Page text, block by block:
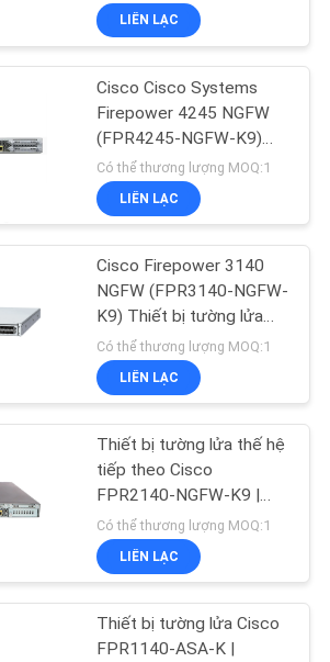
bị chuyển
Huawei
hội nghị
IP của
69
LIÊN LẠC
Cisco Cisco Systems
Firepower 4245 NGFW
(FPR4245-NGFW-K9)
Thiết bị tường lửa thế hệ
tiếp theo hiệu suất cao
cho bảo mật doanh
Có thể thương lượng MOQ:1
LIÊN LẠC
Cisco Firepower 3140
NGFW (FPR3140-NGFW-
K9) Thiết bị tường lửa
thế hệ tiếp theo dành
cho bảo mật mạng doanh
nghiệp
Có thể thương lượng MOQ:1
LIÊN LẠC
Thiết bị tường lửa thế hệ
tiếp theo Cisco
FPR2140-NGFW-K9 |
Bảo mật mạng hiệu suất
cao cho chi nhánh doanh
nghiệp và trung tâm dữ
Có thể thương lượng MOQ:1
LIÊN LẠC
Thiết bị tường lửa Cisco
FPR1140-ASA-K |